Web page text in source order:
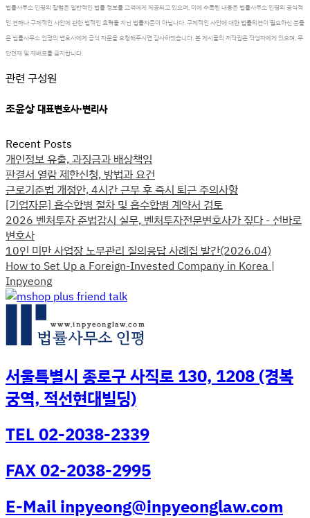
법률사무소 인평의 칼럼은 일반적인 법률 정보를 고객에게 제공되고 있으며, 이에 수록된 내용은 법률사무소 인평의 공식적
인 견해나 구체적인 사안에 관한 법적인 효력을 지닌 법률자문이 아닙니다. 구체적인 사안에 대한 법률의견이 필요하신 분들
은 법률사무소 인평의 변호사에게 공식 자문을 요청해주시면 감사하겠습니다. 본 게시물의 저작권은 작성자에게 있으며, 무
단전재 및 재배포를 금지합니다.
관련 구성원
조윤상대표변호사·변리사
Recent Posts
개인정보 유출, 과징금과 배상책임
판결서 열람 제한신청, 방법과 요건
근로기준법 개정안, 4시간 근무 후 즉시 퇴근 주의사항
[기업자문] 흡수합병 절차 및 흡수합병 계약서 검토
2026 벤처투자 준법감시 실무, 벤처투자전문변호사가 짚다 - 선바로
변호사
10인 미만 사업장 노무관리 질의응답 사례집 발간(2026.04)
How to Set Up a Foreign-Invested Company in Korea |
Inpyeong
서울특별시 종로구 사직로 130, 1208 (경복
궁역, 적선현대빌딩)
TEL 02-2038-2339
FAX 02-2038-2995
E-Mail inpyeong@inpyeonglaw.com